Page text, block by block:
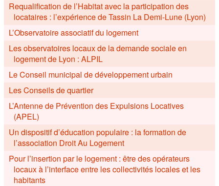
Requalification de l’Habitat avec la participation des
locataires : l’expérience de Tassin La Demi-Lune (Lyon)
L’Observatoire associatif du logement
Les observatoires locaux de la demande sociale en
logement de Lyon : ALPIL
Le Conseil municipal de développement urbain
Les Conseils de quartier
L’Antenne de Prévention des Expulsions Locatives
(APEL)
Un dispositif d’éducation populaire : la formation de
l’association Droit Au Logement
Pour l’insertion par le logement : être des opérateurs
locaux à l’interface entre les collectivités locales et les
habitants